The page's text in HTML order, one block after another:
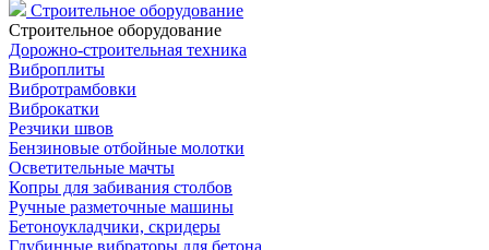
Строительное оборудование
Строительное оборудование
Дорожно-строительная техника
Виброплиты
Вибротрамбовки
Виброкатки
Резчики швов
Бензиновые отбойные молотки
Осветительные мачты
Копры для забивания столбов
Ручные разметочные машины
Бетоноукладчики, скридеры
Глубинные вибраторы для бетона